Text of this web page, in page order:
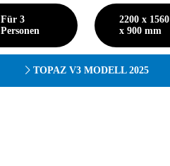
Für 3
Personen
2200 x 1560
x 900 mm
TOPAZ V3 MODELL 2025